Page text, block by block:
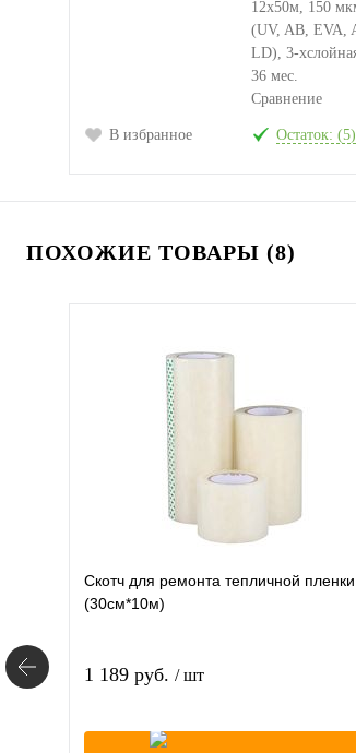
Сравнение
В избранное Остаток: (5)
ПОХОЖИЕ ТОВАРЫ (8)
Скотч для ремонта тепличной пленки
(30см*10м)
1 189 руб. / шт